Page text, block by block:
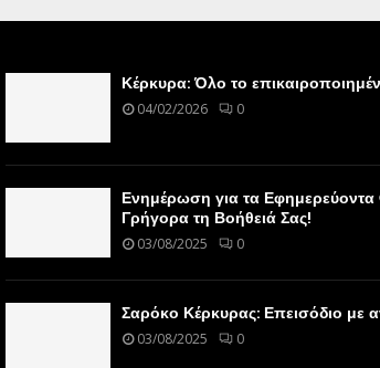
Κέρκυρα: Όλο το
04/02/2026 0
Ενημέρωση για τα Εφημερεύοντα
Γρήγορα τη Βοήθειά Σας!
03/08/2025 0
Σαρόκο Κέρκυρας: Επεισόδιο με
03/08/2025 0